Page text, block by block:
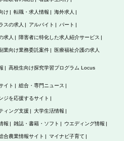
け 転職・求人情報 海外求人
スの求人 アルバイト パート
求人 障害者に特化した求人紹介サービス
業向け業務委託案件 医療福祉介護の求人
高校生向け探究学習プログラム Locus
イト 総合・専門ニュース
ジを応援するサイト
ィング支援 大学生活情報
報 雑誌・書籍・ソフト ウエディング情報
合農業情報サイト マイナビ子育て